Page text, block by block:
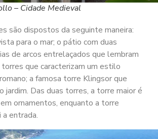
– Cidade Medieval
são dispostos da seguinte maneira:
para o mar; o pátio com duas
de arcos entrelaçados que lembram
que caracterizam um estilo
a famosa torre Klingsor que
jardim. Das duas torres, a torre maior é
ornamentos, enquanto a torre
entrada.